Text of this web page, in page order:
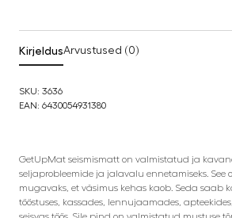
KirjeldusArvustused (0)
SKU: 3636
EAN: 6430054931380
GetUpMat seismismatt on valmistatud ja
seljaprobleemide ja jalavalu ennetamiseks. See
mugavaks, et väsimus kehas kaob. Seda saab
tööstuses, kassades, lennujaamades,